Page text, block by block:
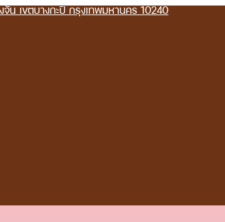
น เขตบางกะปิ กรุงเทพมหานคร 10240